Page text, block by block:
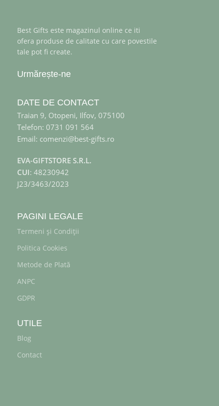
Best Gifts este magazinul online ce iti
ofera produse de calitate cu care povestile
tale pot fi create.
Urmărește-ne
DATE DE CONTACT
Traian 9, Otopeni, Ilfov, 075100
Telefon: 0731 091 564
Email: comenzi@best-gifts.ro
EVA-GIFTSTORE S.R.L.
CUI: 48230942
J23/3463/2023
PAGINI LEGALE
Termeni și Condiții
Politica Cookies
Metode de Plată
ANPC
GDPR
UTILE
Blog
Contact